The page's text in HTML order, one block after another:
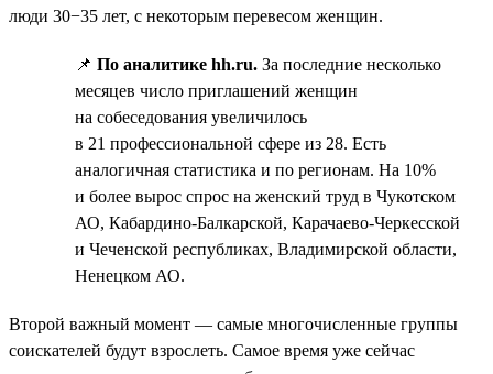
люди 30−35 лет, с некоторым перевесом женщин.
📌 По аналитике hh.ru. За последние несколько
месяцев число приглашений женщин
на собеседования увеличилось
в 21 профессиональной сфере из 28. Есть
аналогичная статистика и по регионам. На 10%
и более вырос спрос на женский труд в Чукотском
АО, Кабардино-Балкарской, Карачаево-Черкесской
и Чеченской республиках, Владимирской области,
Ненецком АО.
Второй важный момент — самые многочисленные группы
соискателей будут взрослеть. Самое время уже сейчас